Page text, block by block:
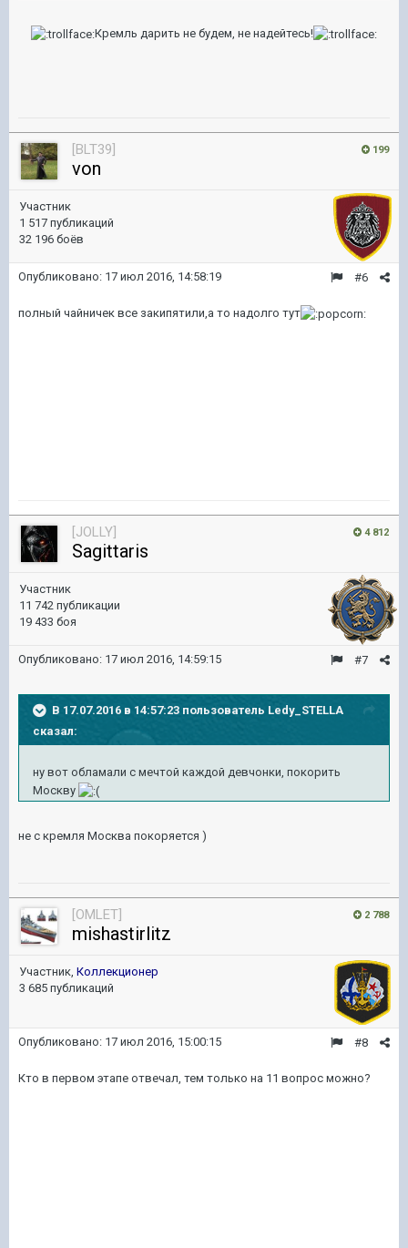
Кремль дарить не будем, не надейтесь!
199
[BLT39]
von
Участник
1 517 публикаций
32 196 боёв
#6
Опубликовано: 17 июл 2016, 14:58:19
полный чайничек все закипятили,а то надолго тут
4 812
[JOLLY]
Sagittaris
Участник
11 742 публикации
19 433 боя
#7
Опубликовано: 17 июл 2016, 14:59:15
В 17.07.2016 в 14:57:23 пользователь Ledy_STELLA
сказал:
ну вот обламали с мечтой каждой девчонки, покорить
Москву
не с кремля Москва покоряется )
2 788
[OMLET]
mishastirlitz
Участник, Коллекционер
3 685 публикаций
#8
Опубликовано: 17 июл 2016, 15:00:15
Кто в первом этапе отвечал, тем только на 11 вопрос можно?